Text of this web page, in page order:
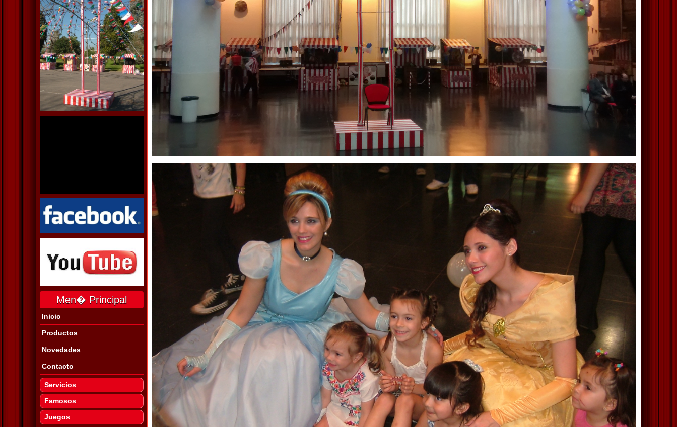
Men� Principal
Inicio
Productos
Novedades
Contacto
Servicios
Famosos
Juegos